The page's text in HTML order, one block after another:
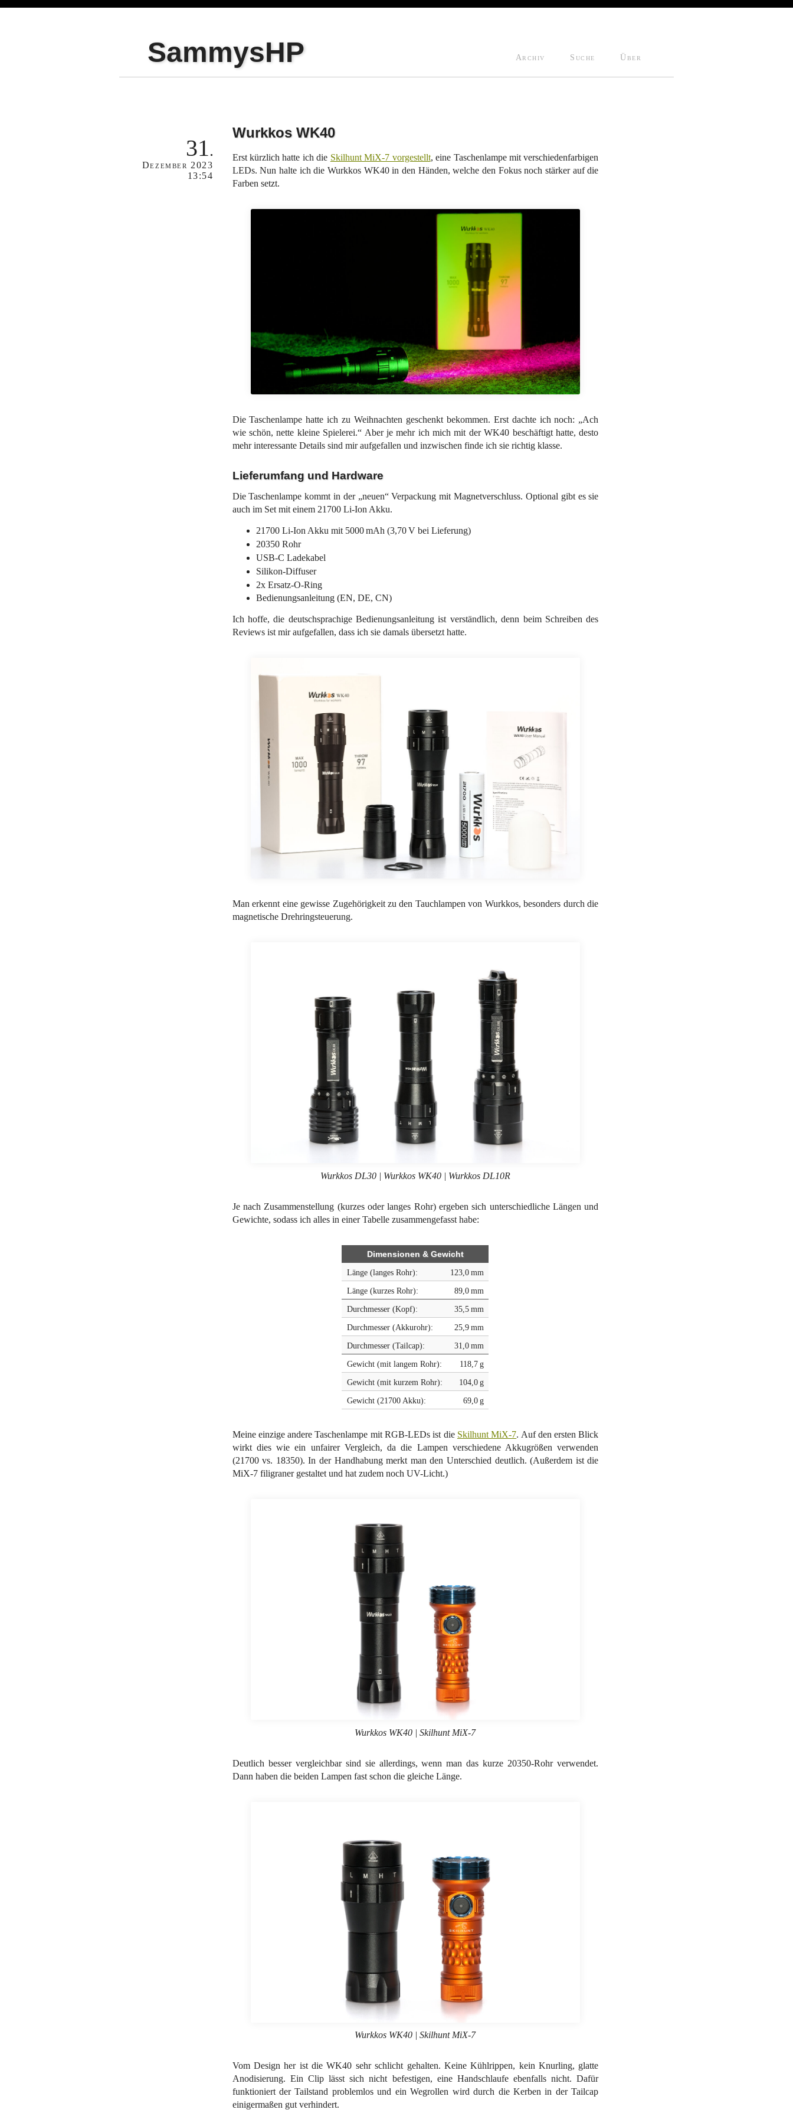
Archiv Suche Über
SammysHP
31
Dezember 2023
13:54
Wurkkos WK40
Erst kürzlich hatte ich die Skilhunt MiX-7 vorgestellt, eine Taschenlampe mit verschiedenfarbigen
LEDs. Nun halte ich die Wurkkos WK40 in den Händen, welche den Fokus noch stärker auf die
Farben setzt.
Die Taschenlampe hatte ich zu Weihnachten geschenkt bekommen. Erst dachte ich noch: „Ach
wie schön, nette kleine Spielerei.“ Aber je mehr ich mich mit der WK40 beschäftigt hatte, desto
mehr interessante Details sind mir aufgefallen und inzwischen finde ich sie richtig klasse.
Lieferumfang und Hardware
Die Taschenlampe kommt in der „neuen“ Verpackung mit Magnetverschluss. Optional gibt es sie
auch im Set mit einem 21700 Li-Ion Akku.
21700 Li-Ion Akku mit 5000 mAh (3,70 V bei Lieferung)
20350 Rohr
USB-C Ladekabel
Silikon-Diffuser
2x Ersatz-O-Ring
Bedienungsanleitung (EN, DE, CN)
Ich hoffe, die deutschsprachige Bedienungsanleitung ist verständlich, denn beim Schreiben des
Reviews ist mir aufgefallen, dass ich sie damals übersetzt hatte.
Man erkennt eine gewisse Zugehörigkeit zu den Tauchlampen von Wurkkos, besonders durch die
magnetische Drehringsteuerung.
Wurkkos DL30 | Wurkkos WK40 | Wurkkos DL10R
Je nach Zusammenstellung (kurzes oder langes Rohr) ergeben sich unterschiedliche Längen und
Gewichte, sodass ich alles in einer Tabelle zusammengefasst habe:
Dimensionen & Gewicht
Länge (langes Rohr):
123,0 mm
Länge (kurzes Rohr):
89,0 mm
Durchmesser (Kopf):
35,5 mm
Durchmesser (Akkurohr):
25,9 mm
Durchmesser (Tailcap):
31,0 mm
Gewicht (mit langem Rohr):
118,7 g
Gewicht (mit kurzem Rohr):
104,0 g
Gewicht (21700 Akku):
69,0 g
Meine einzige andere Taschenlampe mit RGB-LEDs ist die Skilhunt MiX-7. Auf den ersten Blick
wirkt dies wie ein unfairer Vergleich, da die Lampen verschiedene Akkugrößen verwenden
(21700 vs. 18350). In der Handhabung merkt man den Unterschied deutlich. (Außerdem ist die
MiX-7 filigraner gestaltet und hat zudem noch UV-Licht.)
Wurkkos WK40 | Skilhunt MiX-7
Deutlich besser vergleichbar sind sie allerdings, wenn man das kurze 20350-Rohr verwendet.
Dann haben die beiden Lampen fast schon die gleiche Länge.
Wurkkos WK40 | Skilhunt MiX-7
Vom Design her ist die WK40 sehr schlicht gehalten. Keine Kühlrippen, kein Knurling, glatte
Anodisierung. Ein Clip lässt sich nicht befestigen, eine Handschlaufe ebenfalls nicht. Dafür
funktioniert der Tailstand problemlos und ein Wegrollen wird durch die Kerben in der Tailcap
einigermaßen gut verhindert.